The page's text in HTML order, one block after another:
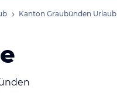
Kanton Graubünden Urlaub